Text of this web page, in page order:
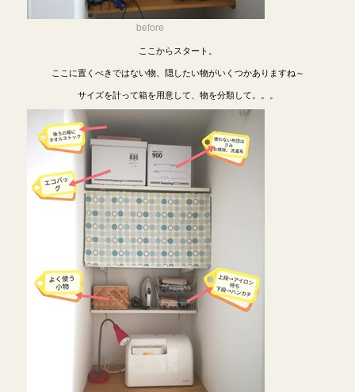
before
ここからスタート。
ここに置くべきではない物、隠したい物がいくつかありますね～
サイズを計って箱を用意して、物を分類して。。。